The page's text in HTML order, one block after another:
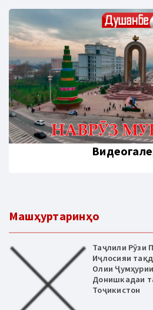
Машҳуртаринҳо
Таҷлили Рӯзи
Иҷлосияи
Олии
Донишкадаи
Тоҷикистон